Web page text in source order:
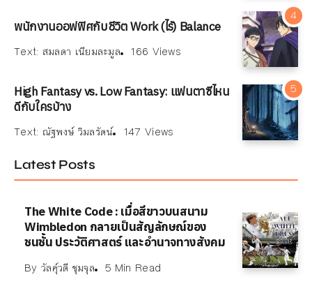
พนักงานออฟฟิศกับชีวิต Work (ไร้) Balance
Text: สมลดา เนียมละมูล 166 Views
High Fantasy vs. Low Fantasy: แฟนตาซีไหน
ดีกับใครบ้าง
Text: ณัฐพงษ์ วิมลรัตน์ 147 Views
Latest Posts
The White Code : เมื่อสีขาวบนสนาม
Wimbledon กลายเป็นสัญลักษณ์ของ
ชนชั้น ประวัติศาสตร์ และอำนาจทางสังคม
By วัลคุ์วดี ชุมจุล 5 Min Read